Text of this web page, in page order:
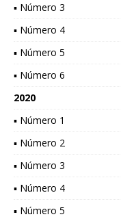
▪ Número 3
▪ Número 4
▪ Número 5
▪ Número 6
2020
▪ Número 1
▪ Número 2
▪ Número 3
▪ Número 4
▪ Número 5